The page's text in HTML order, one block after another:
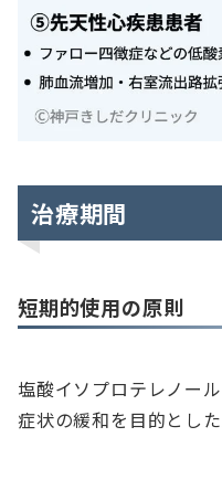
治療期間
短期的使用の原則
塩酸イソプロテレノー
症状の緩和を目的とし